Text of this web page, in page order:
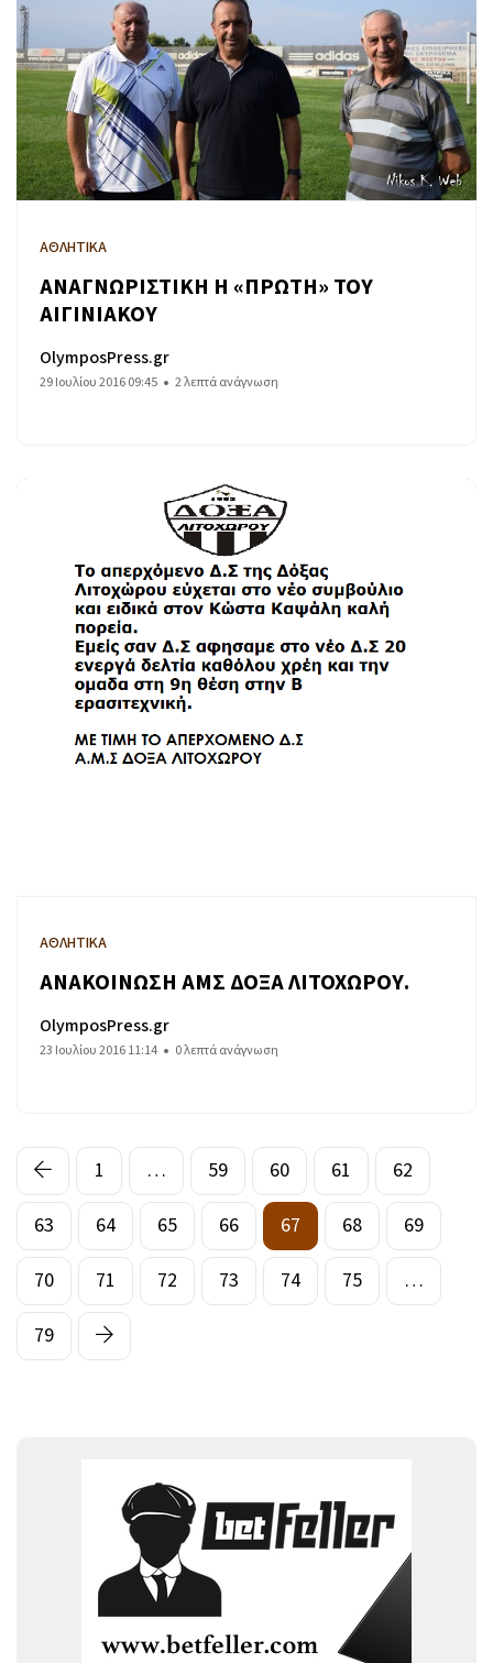
ΑΘΛΗΤΙΚΑ
ΑΝΑΓΝΩΡΙΣΤΙΚΗ Η «ΠΡΩΤΗ» ΤΟΥ
ΑΙΓΙΝΙΑΚΟΥ
OlymposPress.gr
29 Ιουλίου 2016 09:45 2 λεπτά ανάγνωση
ΑΘΛΗΤΙΚΑ
ΑΝΑΚΟΙΝΩΣΗ ΑΜΣ ΔΟΞΑ ΛΙΤΟΧΩΡΟΥ.
OlymposPress.gr
23 Ιουλίου 2016 11:14 0 λεπτά ανάγνωση
1 … 59 60 61
62
63
64 65 66 67 68
69
70
71 72 73 74 75
…
79